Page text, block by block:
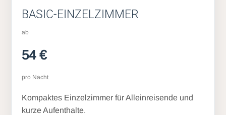
BASIC-EINZELZIMMER
ab
54 €
pro Nacht
Kompaktes Einzelzimmer für Alleinreisende und
kurze Aufenthalte.